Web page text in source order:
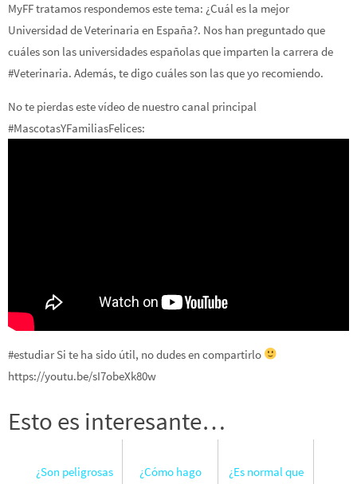
MyFF tratamos respondemos este tema: ¿Cuál es la mejor
Universidad de Veterinaria en España?. Nos han preguntado que
cuáles son las universidades españolas que imparten la carrera de
#Veterinaria. Además, te digo cuáles son las que yo recomiendo.
No te pierdas este vídeo de nuestro canal principal
#MascotasYFamiliasFelices:
#estudiar Si te ha sido útil, no dudes en compartirlo
https://youtu.be/sI7obeXk80w
Esto es interesante…
¿Son peligrosas
¿Cómo hago
¿Es normal que